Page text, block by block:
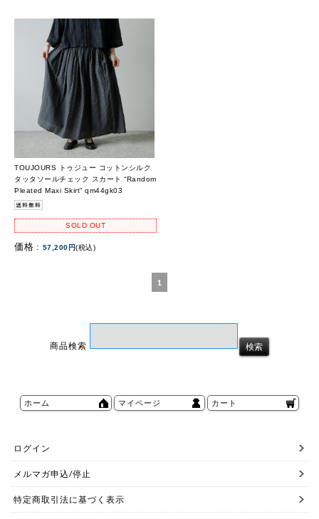
TOUJOURS トゥジュー コットンシルク
タッタソールチェック スカート “Random
Pleated Maxi Skirt” qm44gk03
SOLD OUT
価格 : 57,200円(税込)
1
商品検索
ホーム マイページ カート
ログイン
メルマガ申込/停止
特定商取引法に基づく表示